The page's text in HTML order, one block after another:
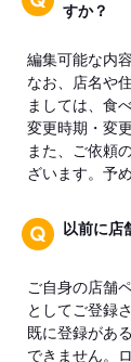
すか？
編集可能な内
なお、店名や
ましては、食
変更時期・変
また、ご依頼
ざいます。予
以前に店
ご自身の店舗
としてご登録
既に登録があ
できません。